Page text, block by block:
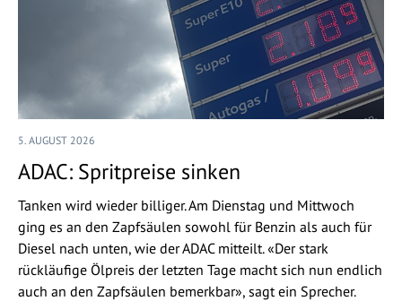
5. AUGUST 2026
ADAC: Spritpreise sinken
Tanken wird wieder billiger. Am Dienstag und Mittwoch
ging es an den Zapfsäulen sowohl für Benzin als auch für
Diesel nach unten, wie der ADAC mitteilt. «Der stark
rückläufige Ölpreis der letzten Tage macht sich nun endlich
auch an den Zapfsäulen bemerkbar», sagt ein Sprecher.